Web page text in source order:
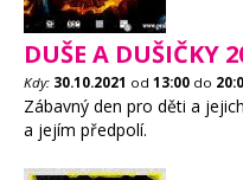
DUŠE A DUŠIČKY
Kdy: 30.10.2021 od 13:00 do
Zábavný den pro děti a
a jejím předpolí.